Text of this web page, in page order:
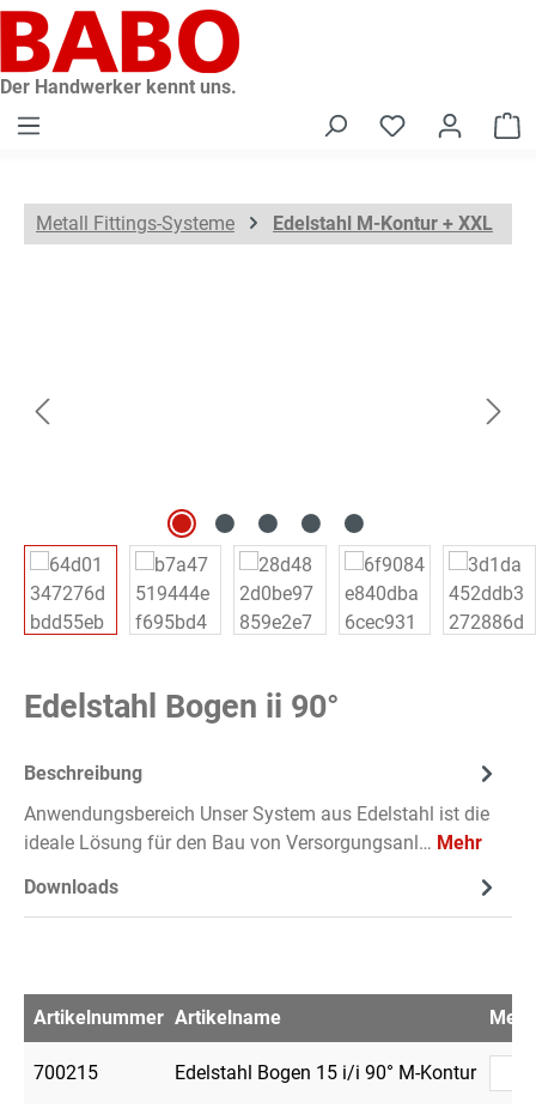
springen
Der Handwerker kennt uns.
Metall Fittings-Systeme Edelstahl M-Kontur + XXL
Edelstahl Bogen ii 90°
Beschreibung
Anwendungsbereich Unser System aus Edelstahl ist die
ideale Lösung für den Bau von Versorgungsanl… Mehr
Downloads
Artikelnummer Artikelname
700215 Edelstahl Bogen 15 i/i 90° M-Kontur